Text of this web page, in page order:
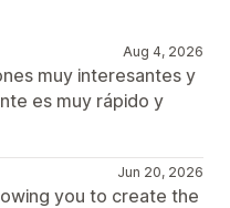
Aug 4, 2026
muy interesantes y
es muy rápido y
Jun 20, 2026
you to create the